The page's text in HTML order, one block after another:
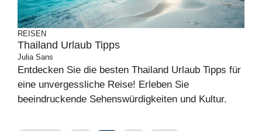
REISEN
Thailand Urlaub Tipps
Julia Sans
Entdecken Sie die besten Thailand Urlaub Tipps für
eine unvergessliche Reise! Erleben Sie
beeindruckende Sehenswürdigkeiten und Kultur.